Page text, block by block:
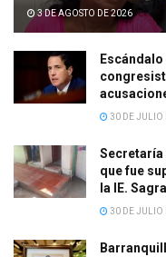
3 DE AGOSTO DE 2026
30 DE JULIO
Secretaría
que fue
la IE.
30 DE JULIO